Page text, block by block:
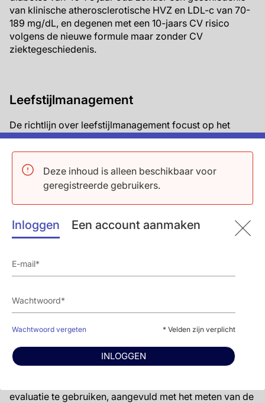
Deze inhoud is alleen beschikbaar voor
geregistreerde gebruikers.
Inloggen Een account aanmaken
Wachtwoord vergeten * Velden zijn verplicht
INLOGGEN
van klinische atherosclerotische HVZ en LDL-c van 70-
189 mg/dL, en degenen met een 10-jaars CV risico
volgens de nieuwe formule maar zonder CV
ziektegeschiedenis.
Leefstijlmanagement
De richtlijn over leefstijlmanagement focust op het
belang van een gezond voedingspatroon, dat veel fruit,
groente, hele granen, magere zuivel, peulvruchten, vis,
gevogelte en noten bevat, terwijl zoetigheid, met suiker
gezoete dranken en rood vlees gematigd is. Bewijs
wordt aangedragen dat beperkte inname van verzadigd
vet en trans-vet cholesterolniveaus en dat
bloeddruk.
40 minuten matige tot intensieve lichaamsbeweging op
Management van overgewicht en
De laatste nieuwe ACC/AHA richtlijn behandelt de
management van een gezond gewicht, en was
evaluatie te gebruiken, aangevuld met het meten van de